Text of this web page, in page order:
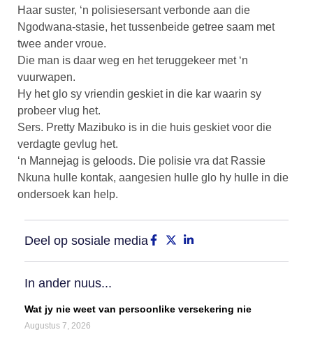
Haar suster, ‘n polisiesersant verbonde aan die
Ngodwana-stasie, het tussenbeide getree saam met
twee ander vroue.
Die man is daar weg en het teruggekeer met ‘n
vuurwapen.
Hy het glo sy vriendin geskiet in die kar waarin sy
probeer vlug het.
Sers. Pretty Mazibuko is in die huis geskiet voor die
verdagte gevlug het.
‘n Mannejag is geloods. Die polisie vra dat Rassie
Nkuna hulle kontak, aangesien hulle glo hy hulle in die
ondersoek kan help.
Deel op sosiale media
In ander nuus...
Wat jy nie weet van persoonlike versekering nie
Augustus 7, 2026